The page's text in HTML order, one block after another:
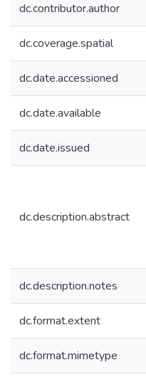
dc.contributor.author
dc.coverage.spatial
dc.date.accessioned
dc.date.available
dc.date.issued
dc.description.abstract
dc.description.notes
dc.format.extent
dc.format.mimetype